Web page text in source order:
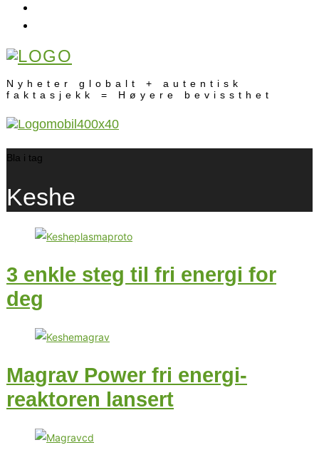
Nyheter globalt + autentisk
faktasjekk = Høyere bevissthet
Bla i tag
Keshe
3 enkle steg til fri energi for
deg
Magrav Power fri energi-
reaktoren lansert